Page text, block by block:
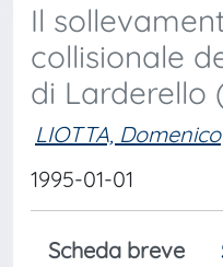
Il
collisionale
di Larderello
LIOTTA, Domenico
1995-01-01
Scheda breve